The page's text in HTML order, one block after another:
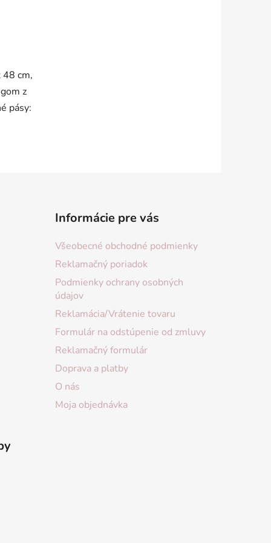
48 cm,
z
pásy:
Informácie pre vás
Všeobecné obchodné podmienky
Reklamačný poriadok
Podmienky ochrany osobných
údajov
Reklamácia/Vrátenie tovaru
Formulár na odstúpenie od zmluvy
Reklamačný formulár
Doprava a platby
O nás
Moja objednávka